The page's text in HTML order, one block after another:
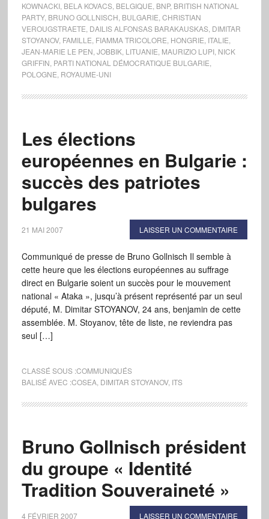
KOWNACKI, BELA KOVACS, BELGIQUE BNP, BRITISH NATIONAL
PARTY, BRUNO GOLLNISCH BULGARIE CHRISTIAN
VEROUGSTRAETE DAILIS ALFONSAS BARAKAUSKAS, DIMITAR
STOYANOV, FAMILLE FIAMMA TRICOLORE HONGRIE ITALIE
JEAN-MARIE LE PEN JOBBIK, LITUANIE MAURIZIO LUPI, NICK
GRIFFIN PARTI NATIONAL DÉMOCRATIQUE BULGARIE
POLOGNE ROYAUME-UNI
Les élections
européennes en Bulgarie :
succès des patriotes
bulgares
21 MAI 2007 LAISSER UN COMMENTAIRE
Communiqué de presse de Bruno Gollnisch Il semble à
cette heure que les élections européennes au suffrage
direct en Bulgarie soient un succès pour le mouvement
national « Ataka », jusqu’à présent représenté par un seul
député, M. Dimitar STOYANOV, 24 ans, benjamin de cette
assemblée. M. Stoyanov, tête de liste, ne reviendra pas
seul […]
CLASSÉ SOUS :COMMUNIQUÉS
BALISÉ AVEC :COSEA, DIMITAR STOYANOV, ITS
Bruno Gollnisch président
du groupe « Identité
Tradition Souveraineté »
4 FÉVRIER 2007 LAISSER UN COMMENTAIRE